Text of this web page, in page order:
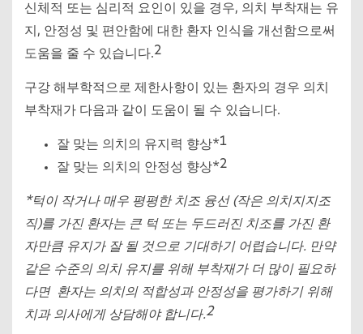
신체적 또는 심리적 요인이 있을 경우, 의치 부착재는 유
지, 안정성 및 편안함에 대한 환자 인식을 개선함으로써
도움을 줄 수 있습니다.2
구강 해부학적으로 제한사항이 있는 환자의 경우 의치
부착재가 다음과 같이 도움이 될 수 있습니다.
잘 맞는 의치의 유지력 향상*1
잘 맞는 의치의 안정성 향상*2
*턱이 작거나 매우 평평한 치조 융선 (작은 의치지지조
직)를 가진 환자는 큰 턱 또는 두드러진 치조를 가진 환
자만큼 유지가 잘 될 것으로 기대하기 어렵습니다. 만약
같은 수준의 의치 유지를 위해 부착재가 더 많이 필요하
다면 환자는 의치의 적합성과 안정성을 평가하기 위해
치과 의사에게 상담해야 합니다.2